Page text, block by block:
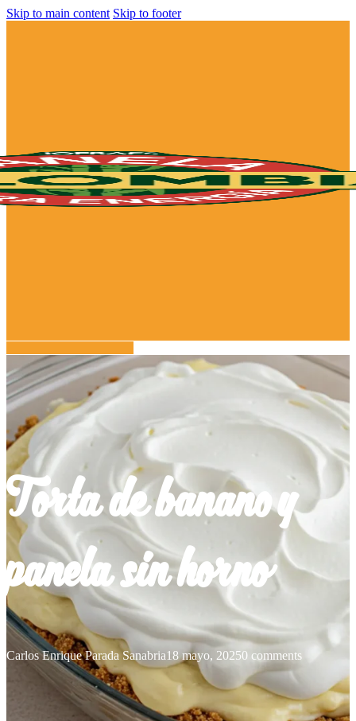
Skip to main content Skip to footer
Torta de banano y
panela sin horno
Carlos Enrique Parada Sanabria18 mayo, 20250 comments